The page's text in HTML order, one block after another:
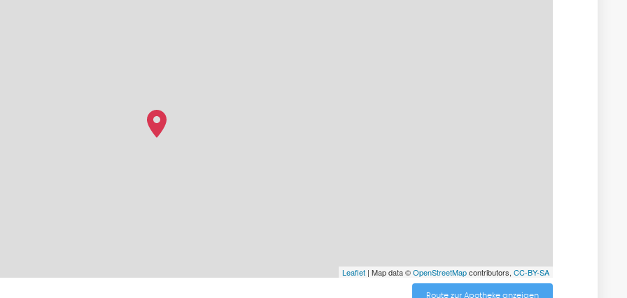
Leaflet| Map data ©OpenStreetMapcontributors, CC-BY-SA
Route zur Apotheke anzeigen